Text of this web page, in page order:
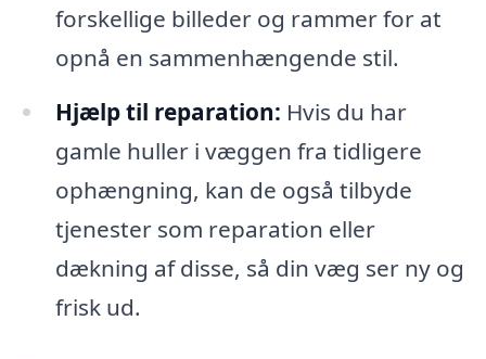
forskellige billeder og rammer for at
opnå en sammenhængende stil.
Hjælp til reparation: Hvis du har
gamle huller i væggen fra tidligere
ophængning, kan de også tilbyde
tjenester som reparation eller
dækning af disse, så din væg ser ny og
frisk ud.